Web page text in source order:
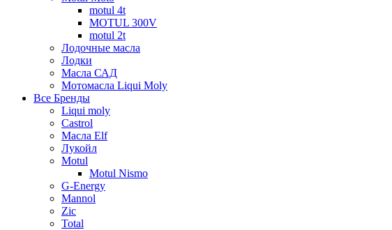
motul 4t
MOTUL 300V
motul 2t
Лодочные масла
Лодки
Масла САД
Мотомасла Liqui Moly
Все Бренды
Liqui moly
Castrol
Масла Elf
Лукойл
Motul
Motul Nismo
G-Energy
Mannol
Zic
Total